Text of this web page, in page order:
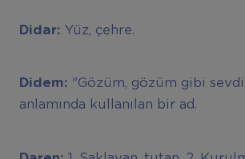
Didar: Yüz, çehre.
Didem: "Gözüm, gözüm gibi
anlamında kullanılan bir ad.